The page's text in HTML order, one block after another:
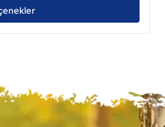
ürün